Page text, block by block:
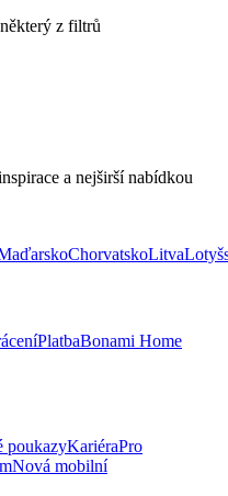
z filtrů
a nejširší nabídkou
ChorvatskoLitva
PlatbaBonami Home
poukazyKariéraPro
Nová mobilní